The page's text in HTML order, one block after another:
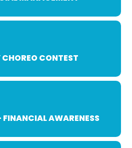
CONTEST
AWARENESS